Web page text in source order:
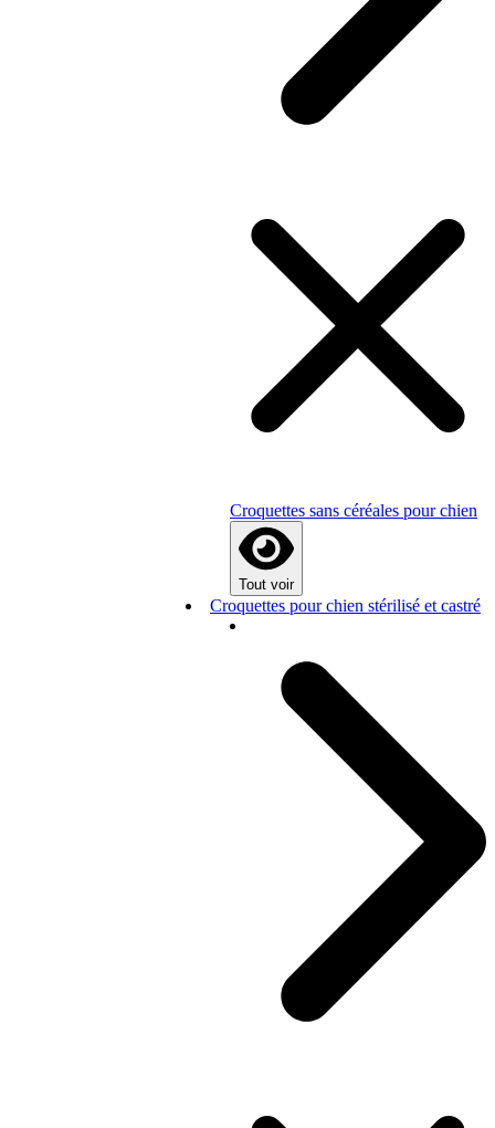
Croquettes sans céréales pour chien
Tout voir
Croquettes pour chien stérilisé et castré